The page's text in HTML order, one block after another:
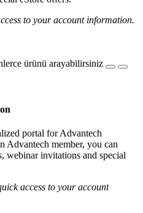
to your account information.
ürünü arayabilirsiniz
portal for Advantech
Advantech member, you can
webinar invitations and special
access to your account